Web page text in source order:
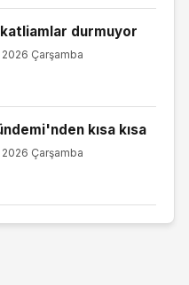
durmuyor
Çarşamba
kısa kısa
Çarşamba